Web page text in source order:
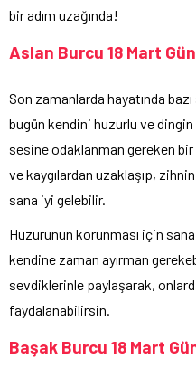
bir adım uzağında!
Aslan Burcu 18 Mart
Son zamanlarda hayatında
bugün kendini huzurlu ve
sesine odaklanman gereken
ve kaygılardan uzaklaşıp,
sana iyi gelebilir.
Huzurunun korunması için
kendine zaman ayırman
sevdiklerinle paylaşarak,
faydalanabilirsin.
Başak Burcu 18 Mart